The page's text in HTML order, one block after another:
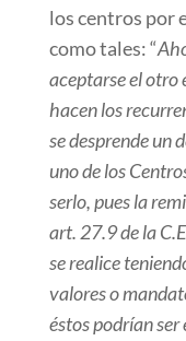
los centros por
como tales: “
aceptarse el otro
hacen los
se desprende un
uno de los
serlo, pues la
art. 27.9 de la
se realice
valores o
éstos podrían